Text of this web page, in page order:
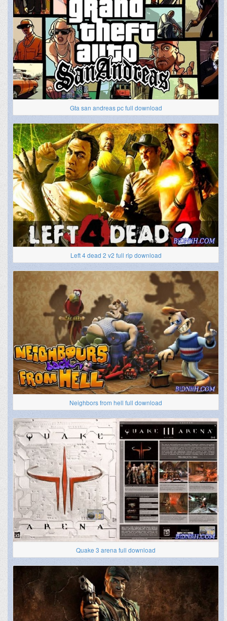
Gta san andreas pc full download
Left 4 dead 2 v2 full rip download
Neighbors from hell full download
Quake 3 arena full download